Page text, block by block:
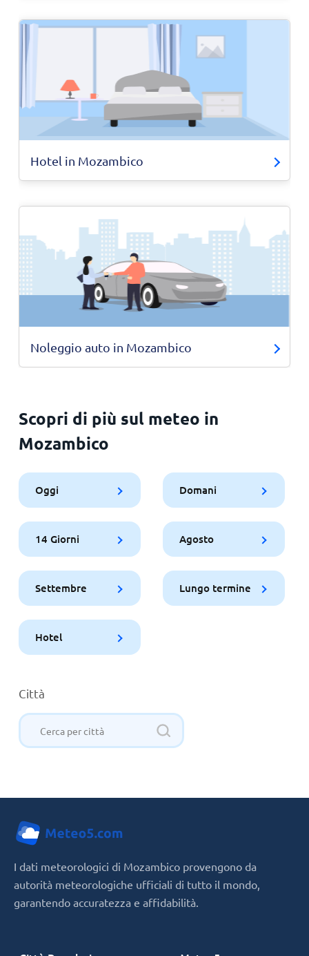
Hotel in Mozambico
Noleggio auto in Mozambico
Scopri di più sul meteo in
Mozambico
Oggi Domani
14 Giorni Agosto
Settembre Lungo termine
Hotel
Città
I dati meteorologici di Mozambico provengono da
autorità meteorologiche ufficiali di tutto il mondo,
garantendo accuratezza e affidabilità.